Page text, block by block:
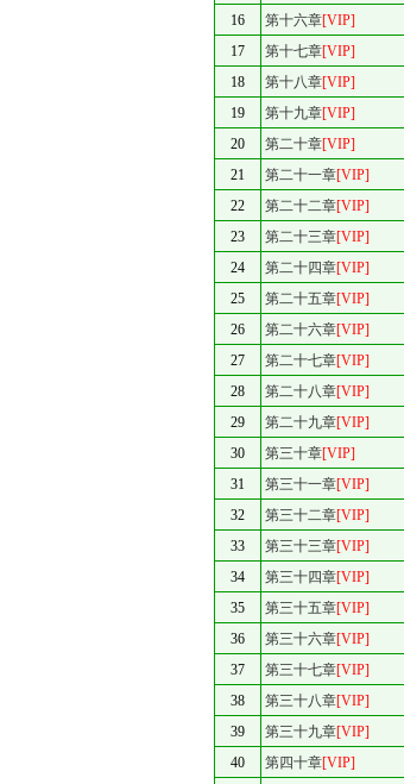
16
第十六章[VIP]
17
第十七章[VIP]
18
第十八章[VIP]
19
第十九章[VIP]
20
第二十章[VIP]
21
第二十一章[VIP]
22
第二十二章[VIP]
23
第二十三章[VIP]
24
第二十四章[VIP]
25
第二十五章[VIP]
26
第二十六章[VIP]
27
第二十七章[VIP]
28
第二十八章[VIP]
29
第二十九章[VIP]
30
第三十章[VIP]
31
第三十一章[VIP]
32
第三十二章[VIP]
33
第三十三章[VIP]
34
第三十四章[VIP]
35
第三十五章[VIP]
36
第三十六章[VIP]
37
第三十七章[VIP]
38
第三十八章[VIP]
39
第三十九章[VIP]
40
第四十章[VIP]